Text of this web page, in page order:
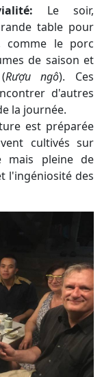
Le soir,
table pour
comme le porc
de saison et
Rượu ngô). Ces
d'autres
la journée.
est préparée
cultivés sur
mais pleine de
l'ingéniosité des